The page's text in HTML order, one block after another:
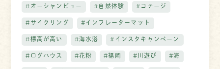
#オーシャンビュー #自然体験 #コテージ
#サイクリング #インフレーターマット
#標高が高い #海水浴 #インスタキャンペーン
#ログハウス #花粉 #福岡 #川遊び #海